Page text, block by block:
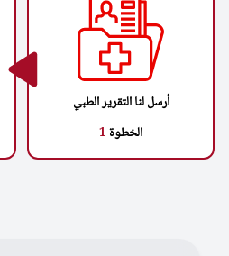
أرسل لنا التقرير الطبي
الخطوة1